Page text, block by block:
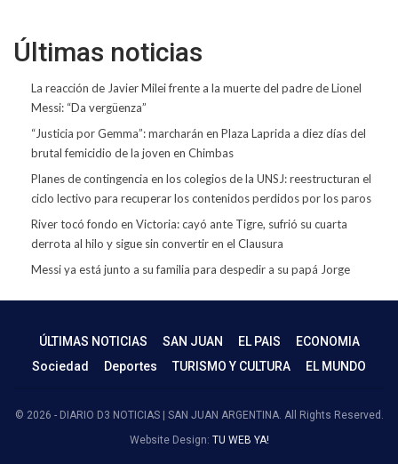
Últimas noticias
La reacción de Javier Milei frente a la muerte del padre de Lionel
Messi: “Da vergüenza”
“Justicia por Gemma”: marcharán en Plaza Laprida a diez días del
brutal femicidio de la joven en Chimbas
Planes de contingencia en los colegios de la UNSJ: reestructuran el
ciclo lectivo para recuperar los contenidos perdidos por los paros
River tocó fondo en Victoria: cayó ante Tigre, sufrió su cuarta
derrota al hilo y sigue sin convertir en el Clausura
Messi ya está junto a su familia para despedir a su papá Jorge
ÚLTIMAS NOTICIAS SAN JUAN EL PAIS
ECONOMIA
Sociedad
Deportes TURISMO Y CULTURA EL MUNDO
© 2026 - DIARIO D3 NOTICIAS | SAN JUAN ARGENTINA. All Rights Reserved.
Website Design: TU WEB YA!